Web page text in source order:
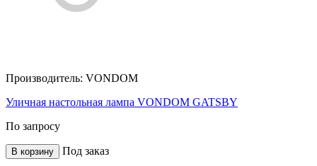
Производитель: VONDOM
Уличная настольная лампа VONDOM GATSBY
По запросу
В корзину Под заказ